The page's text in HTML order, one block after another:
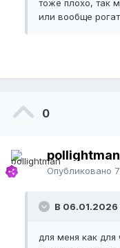
тоже плохо, так
или вообще
0
pollightman
Опубликовано
В 06.01.2026
для меня как